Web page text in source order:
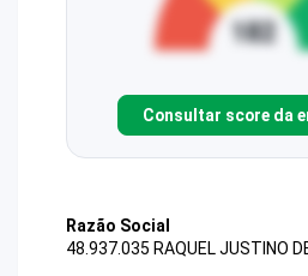
Consultar score da
Razão Social
48.937.035 RAQUEL JUSTINO